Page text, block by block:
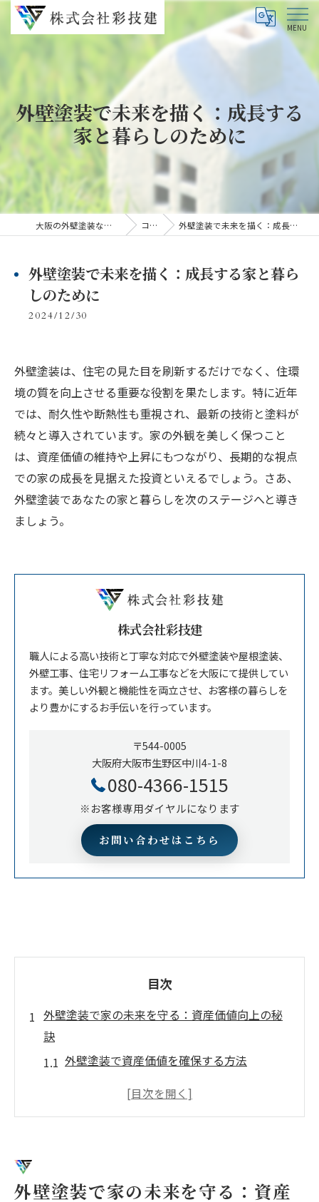
外壁塗装で未来を描く：成長する
家と暮らしのために
大阪の外壁塗装なら株式会社彩技建 コラム 外壁塗装で未来を描く：成長する家と暮らしのために
外壁塗装で未来を描く：成長する家と暮ら
しのために
2024/12/30
外壁塗装は、住宅の見た目を刷新するだけでなく、住環
境の質を向上させる重要な役割を果たします。特に近年
では、耐久性や断熱性も重視され、最新の技術と塗料が
続々と導入されています。家の外観を美しく保つこと
は、資産価値の維持や上昇にもつながり、長期的な視点
での家の成長を見据えた投資といえるでしょう。さあ、
外壁塗装であなたの家と暮らしを次のステージへと導き
ましょう。
株式会社彩技建
職人による高い技術と丁寧な対応で外壁塗装や屋根塗装、
外壁工事、住宅リフォーム工事などを大阪にて提供してい
ます。美しい外観と機能性を両立させ、お客様の暮らしを
より豊かにするお手伝いを行っています。
〒544-0005
大阪府大阪市生野区中川4-1-8
080-4366-1515
※お客様専用ダイヤルになります
お問い合わせはこちら
目次
外壁塗装で家の未来を守る：資産価値向上の秘
訣
外壁塗装で資産価値を確保する方法
色とデザインが資産価値に与える影響
外壁塗装で家の未来を守る：資産